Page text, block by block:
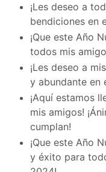
¡Les deseo a
bendiciones en
¡Que este Año
todos mis
¡Les deseo a
y abundante en
¡Aquí estamos
mis amigos!
cumplan!
¡Que este Año
y éxito para